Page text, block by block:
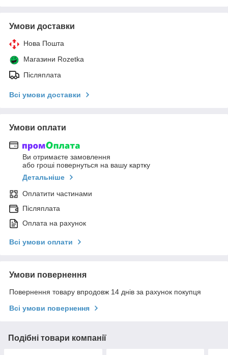
Умови доставки
Нова Пошта
Магазини Rozetka
Післяплата
Всі умови доставки
Умови оплати
Ви отримаєте замовлення
або гроші повернуться на вашу картку
Детальніше
Оплатити частинами
Післяплата
Оплата на рахунок
Всі умови оплати
Умови повернення
Повернення товару впродовж 14 днів за рахунок покупця
Всі умови повернення
Подібні товари компанії